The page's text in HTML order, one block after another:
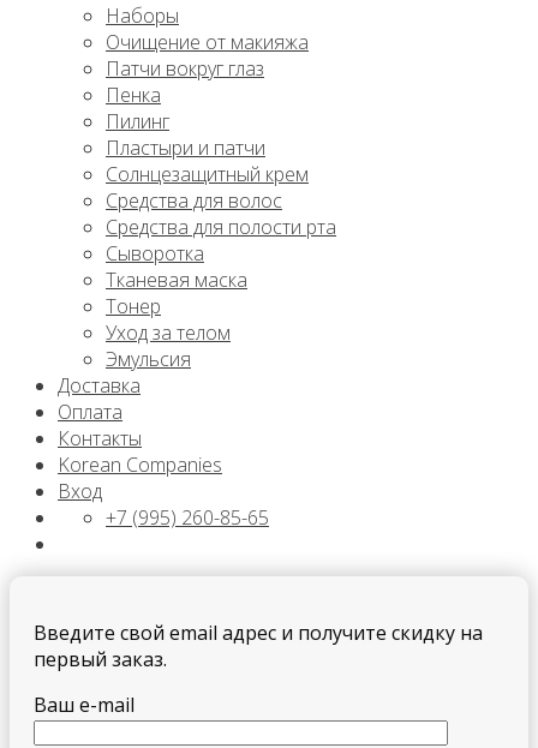
Наборы
Очищение от макияжа
Патчи вокруг глаз
Пенка
Пилинг
Пластыри и патчи
Солнцезащитный крем
Средства для волос
Средства для полости рта
Сыворотка
Тканевая маска
Тонер
Уход за телом
Эмульсия
Доставка
Оплата
Контакты
Korean Companies
Вход
+7 (995) 260-85-65
Введите свой email адрес и получите скидку на
первый заказ.
Ваш e-mail